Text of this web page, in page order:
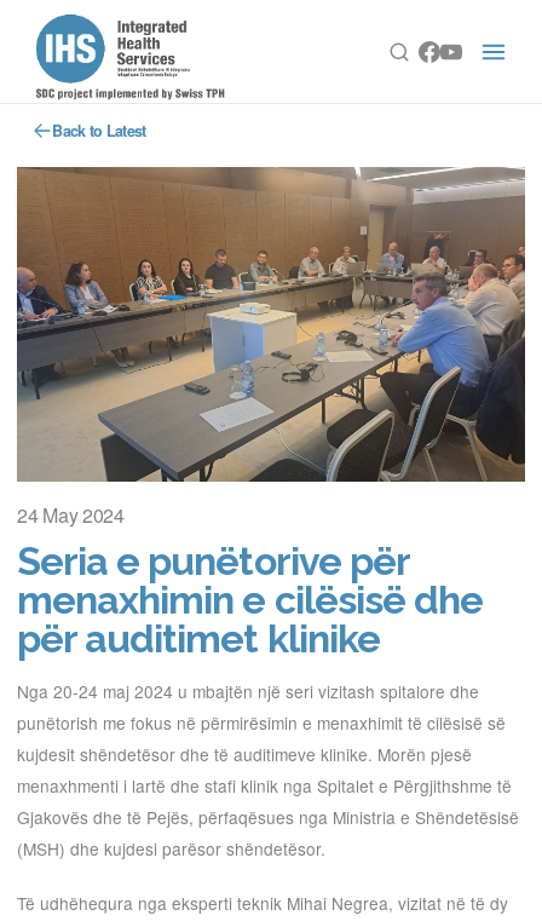
Back to Latest
24 May 2024
Seria e punëtorive për
menaxhimin e cilësisë dhe
për auditimet klinike
Nga 20-24 maj 2024 u mbajtën një seri vizitash spitalore dhe
punëtorish me fokus në përmirësimin e menaxhimit të cilësisë së
kujdesit shëndetësor dhe të auditimeve klinike. Morën pjesë
menaxhmenti i lartë dhe stafi klinik nga Spitalet e Përgjithshme të
Gjakovës dhe të Pejës, përfaqësues nga Ministria e Shëndetësisë
(MSH) dhe kujdesi parësor shëndetësor.
Të udhëhequra nga eksperti teknik Mihai Negrea, vizitat në të dy